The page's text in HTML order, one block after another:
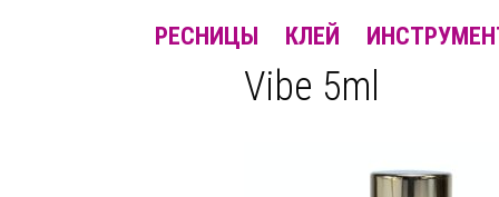
РЕСНИЦЫ КЛЕЙ
Vibe 5ml